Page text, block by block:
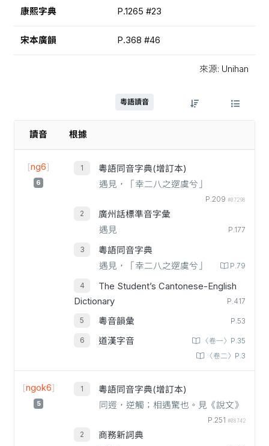
康熙字典 P.1265 #23
宋本廣韻 P.368 #46
來源: Unihan
粵語讀音
讀音 根據
[ng6]
6
粵語同音字典(增訂本)
遇見，「幸二八之遻虞兮」
P.209 #07298
廣州話標準音字彙
遇見
P.177
粵語同音字典
遇見，「幸二八之遻虞兮」
P.79
The Student’s Cantonese-English
Dictionary
P.417
粵音韻彙 P.53
道漢字音
〈卷一〉P.35
〈卷二〉P.3
[ngok6]
5
粵語同音字典(增訂本)
同遌，逆觸；相遇驚也。見《說文》
P.251 #08742
商務新詞典